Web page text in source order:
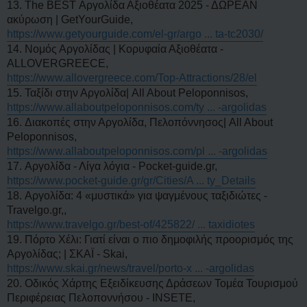
13. The BEST Αργολίδα Αξιοθέατα 2025 - ΔΩΡΕΑΝ
ακύρωση | GetYourGuide,
https://www.getyourguide.com/el-gr/argo ... ta-tc2030/
14. Νομός Αργολίδας | Κορυφαία Αξιοθέατα -
ALLOVERGREECE,
https://www.allovergreece.com/Top-Attractions/28/el
15. Ταξίδι στην Αργολίδα| All About Peloponnisos,
https://www.allaboutpeloponnisos.com/ty ... -argolidas
16. Διακοπές στην Αργολίδα, Πελοπόννησος| All About
Peloponnisos,
https://www.allaboutpeloponnisos.com/pl ... -argolidas
17. Αργολίδα - Λίγα λόγια - Pocket-guide.gr,
https://www.pocket-guide.gr/gr/Cities/A ... ty_Details
18. Αργολίδα: 4 «μυστικά» για ψαγμένους ταξιδιώτες -
Travelgo.gr,,
https://www.travelgo.gr/best-of/425822/ ... taxidiotes
19. Πόρτο Χέλι: Γιατί είναι ο πιο δημοφιλής προορισμός της
Αργολίδας; | ΣΚΑΪ - Skai,
https://www.skai.gr/news/travel/porto-x ... -argolidas
20. Οδικός Χάρτης Εξειδίκευσης Δράσεων Τομέα Τουρισμού
Περιφέρειας Πελοποννήσου - INSETE,